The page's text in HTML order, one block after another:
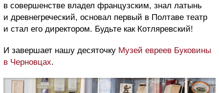
в совершенстве владел французским, знал латынь
и древнегреческий, основал первый в Полтаве театр
и стал его директором. Будьте как Котляревский!
И завершает нашу десяточку Музей евреев Буковины
в Черновцах.